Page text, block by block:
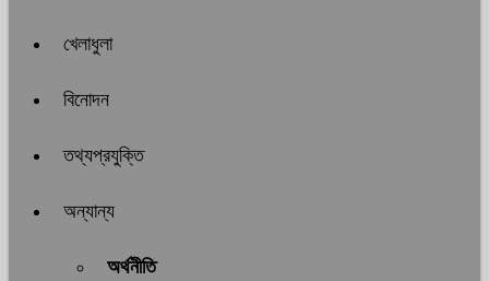
খেলাধুলা
বিনোদন
তথ্যপ্রযুক্তি
অন্যান্য
অর্থনীতি